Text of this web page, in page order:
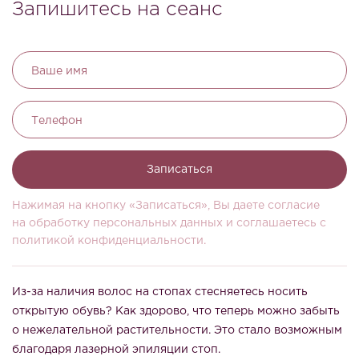
Запишитесь на сеанс
Ваше имя
Телефон
Записаться
Нажимая на кнопку «Записаться», Вы даете согласие
на обработку персональных данных и соглашаетесь c
политикой конфиденциальности.
Из-за наличия волос на стопах стесняетесь носить
открытую обувь? Как здорово, что теперь можно забыть
о нежелательной растительности. Это стало возможным
благодаря лазерной эпиляции стоп.